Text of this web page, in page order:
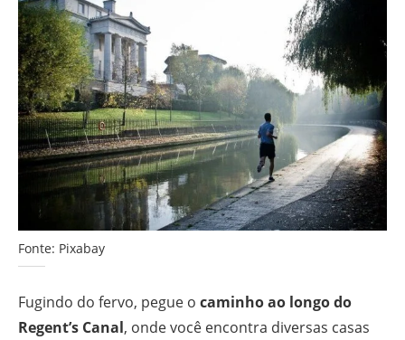
Fonte: Pixabay
Fugindo do fervo, pegue o caminho ao longo do
Regent’s Canal, onde você encontra diversas casas